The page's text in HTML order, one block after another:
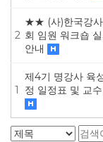
2
★★ (사)한국강사
회 임원 워크숍
안내
1
제4기 명강사 육
정 일정표 및 교